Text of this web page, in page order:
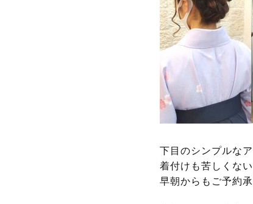
下目のシンプルな
着付けも苦しくな
早朝からもご予約